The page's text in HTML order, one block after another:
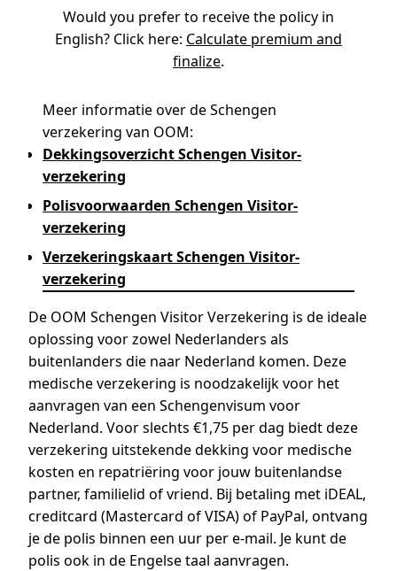
Would you prefer to receive the policy in
English? Click here: Calculate premium and
finalize.
Meer informatie over de Schengen
verzekering van OOM:
Dekkingsoverzicht Schengen Visitor-
verzekering
Polisvoorwaarden Schengen Visitor-
verzekering
Verzekeringskaart Schengen Visitor-
verzekering
De OOM Schengen Visitor Verzekering is de ideale
oplossing voor zowel Nederlanders als
buitenlanders die naar Nederland komen. Deze
medische verzekering is noodzakelijk voor het
aanvragen van een Schengenvisum voor
Nederland. Voor slechts €1,75 per dag biedt deze
verzekering uitstekende dekking voor medische
kosten en repatriëring voor jouw buitenlandse
partner, familielid of vriend. Bij betaling met iDEAL,
creditcard (Mastercard of VISA) of PayPal, ontvang
je de polis binnen een uur per e-mail. Je kunt de
polis ook in de Engelse taal aanvragen.